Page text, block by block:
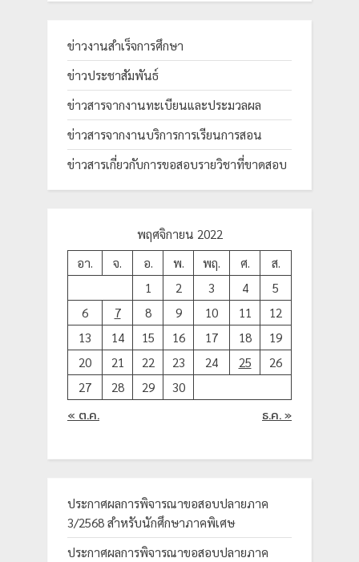
ข่าวงานสำเร็จการศึกษา
ข่าวประชาสัมพันธ์
ข่าวสารจากงานทะเบียนและประมวลผล
ข่าวสารจากงานบริการการเรียนการสอน
ข่าวสารเกี่ยวกับการขอสอบรายวิชาที่ขาดสอบ
พฤศจิกายน 2022
อา.
จ. อ. พ. พฤ. ศ.
ส.
1
2 3 4
5
6
7 8 9 10 11
12
13
14 15 16 17 18
19
20
21 22 23 24 25
26
27
28 29 30
« ต.ค. ธ.ค. »
ประกาศผลการพิจารณาขอสอบปลายภาค
3/2568 สำหรับนักศึกษาภาคพิเศษ
ประกาศผลการพิจารณาขอสอบปลายภาค